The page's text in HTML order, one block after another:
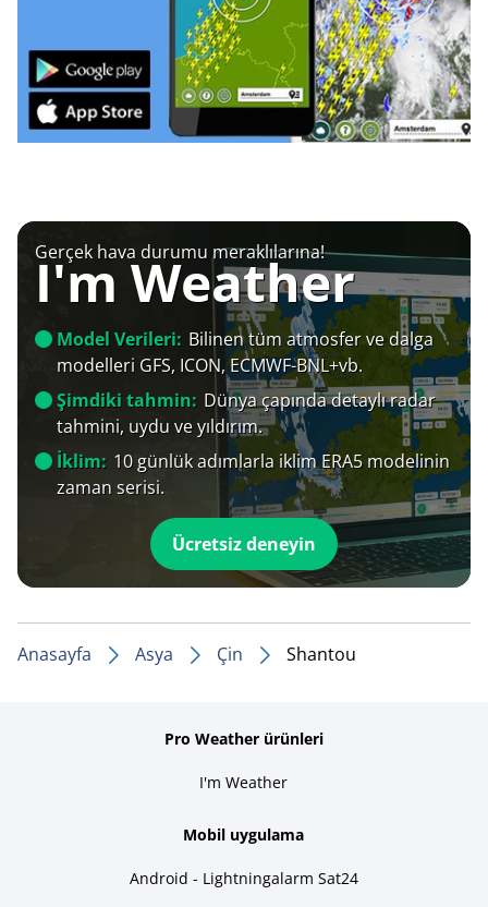
Gerçek hava durumu meraklılarına!
I'm Weather
Model Verileri: Bilinen tüm atmosfer ve dalga
modelleri GFS, ICON, ECMWF-BNL+vb.
Şimdiki tahmin: Dünya çapında detaylı radar
tahmini, uydu ve yıldırım.
İklim: 10 günlük adımlarla iklim ERA5 modelinin
zaman serisi.
Ücretsiz deneyin
Anasayfa Asya Çin Shantou
Pro Weather ürünleri
I'm Weather
Mobil uygulama
Android - Lightningalarm Sat24